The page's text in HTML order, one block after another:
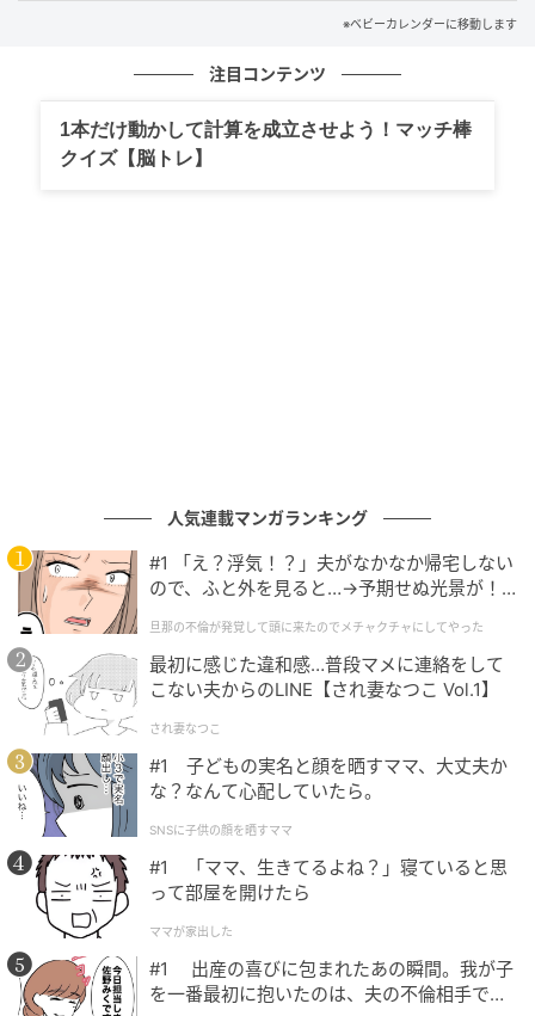
と気をつけていたら違ったのでは……」という思いが消
けるわけでもありませんでした。それでも、通院や育
児に一緒に向き合い、当たり前のようにそばにいてく
無理に合わせるのをやめた結果…
それから私たちは、お互いを変えようとするのをやめ
ました。
私は子どもと公園へ行ったり、自然の中で遊んだりす
る担当。夫は家でゲームやパズル、料理などを通し
て、子どもとじっくり向き合う担当です。
以前は、夫が自分と違う考え方をするたびに「少しく
らい歩み寄ってくれてもいいのに」と感じていまし
た。しかし育児をする中で、お互いが無理をするより
も、それぞれの得意なことを活かしたほうがうまくい
くと気づいたのです。
気づけば、外遊びも家遊びも楽しめる環境ができ、子
どもの世界も広がっていました。
※ベビーカレンダーに移動します
注目コンテンツ
1本だけ動かして計算を成立させよう！マッチ棒
クイズ【脳トレ】
人気連載マンガランキング
#1 「え？浮気！？」夫がなかなか帰宅しない
ので、ふと外を見ると…→予期せぬ光景が！
クチャにしてやった
旦那の不倫が発覚して頭に来たのでメチャクチャにしてやった
最初に感じた違和感…普段マメに連絡をして
こない夫からのLINE【され妻なつこ Vol.1】
され妻なつこ
#1 子どもの実名と顔を晒すママ、大丈夫か
な？なんて心配していたら。
SNSに子供の顔を晒すママ
#1 「ママ、生きてるよね？」寝ていると思
って部屋を開けたら
ママが家出した
#1 出産の喜びに包まれたあの瞬間。我が子
を一番最初に抱いたのは、夫の不倫相手でし